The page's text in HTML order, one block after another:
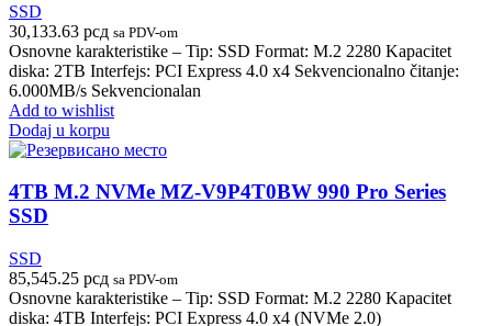
SSD
30,133.63 рсд sa PDV-om
Osnovne karakteristike – Tip: SSD Format: M.2 2280 Kapacitet
diska: 2TB Interfejs: PCI Express 4.0 x4 Sekvencionalno čitanje:
6.000MB/s Sekvencionalan
Add to wishlist
Dodaj u korpu
4TB M.2 NVMe MZ-V9P4T0BW 990 Pro Series
SSD
SSD
85,545.25 рсд sa PDV-om
Osnovne karakteristike – Tip: SSD Format: M.2 2280 Kapacitet
diska: 4TB Interfejs: PCI Express 4.0 x4 (NVMe 2.0)